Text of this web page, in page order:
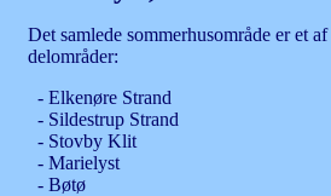
Det samlede sommerhusområde er et
delområder:
- Elkenøre Strand
- Sildestrup Strand
- Stovby Klit
- Marielyst
- Bøtø